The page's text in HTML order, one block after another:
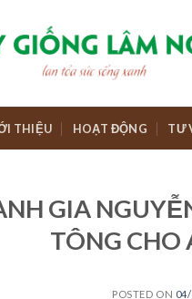
THIỆU HOẠT ĐỘNG TƯ
GIA
TÔNG CHO
POSTED ON